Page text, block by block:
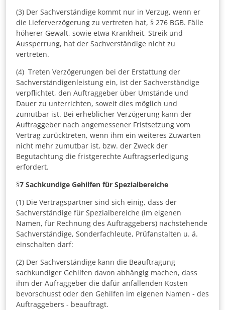
(3) Der Sachverständige kommt nur in Verzug, wenn er
die Lieferverzögerung zu vertreten hat, § 276 BGB. Fälle
höherer Gewalt, sowie etwa Krankheit, Streik und
Aussperrung, hat der Sachverständige nicht zu
vertreten.
(4) Treten Verzögerungen bei der Erstattung der
Sachverständigenleistung ein, ist der Sachverständige
verpflichtet, den Auftraggeber über Umstände und
Dauer zu unterrichten, soweit dies möglich und
zumutbar ist. Bei erheblicher Verzögerung kann der
Auftraggeber nach angemessener Fristsetzung vom
Vertrag zurücktreten, wenn ihm ein weiteres Zuwarten
nicht mehr zumutbar ist, bzw. der Zweck der
Begutachtung die fristgerechte Auftragserledigung
erfordert.
§7 Sachkundige Gehilfen für Spezialbereiche
(1) Die Vertragspartner sind sich einig, dass der
Sachverständige für Spezialbereiche (im eigenen
Namen, für Rechnung des Auftraggebers) nachstehende
Sachverständige, Sonderfachleute, Prüfanstalten u. ä.
einschalten darf:
(2) Der Sachverständige kann die Beauftragung
sachkundiger Gehilfen davon abhängig machen, dass
ihm der Aufraggeber die dafür anfallenden Kosten
bevorschusst oder den Gehilfen im eigenen Namen - des
Auftraggebers - beauftragt.